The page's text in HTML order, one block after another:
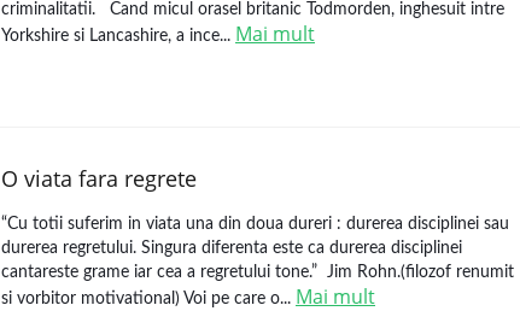
criminalitatii. Cand micul orasel britanic Todmorden, inghesuit intre
Yorkshire si Lancashire, a ince... Mai mult
O viata fara regrete
“Cu totii suferim in viata una din doua dureri : durerea disciplinei sau
durerea regretului. Singura diferenta este ca durerea disciplinei
cantareste grame iar cea a regretului tone.” Jim Rohn.(filozof renumit
si vorbitor motivational) Voi pe care o... Mai mult